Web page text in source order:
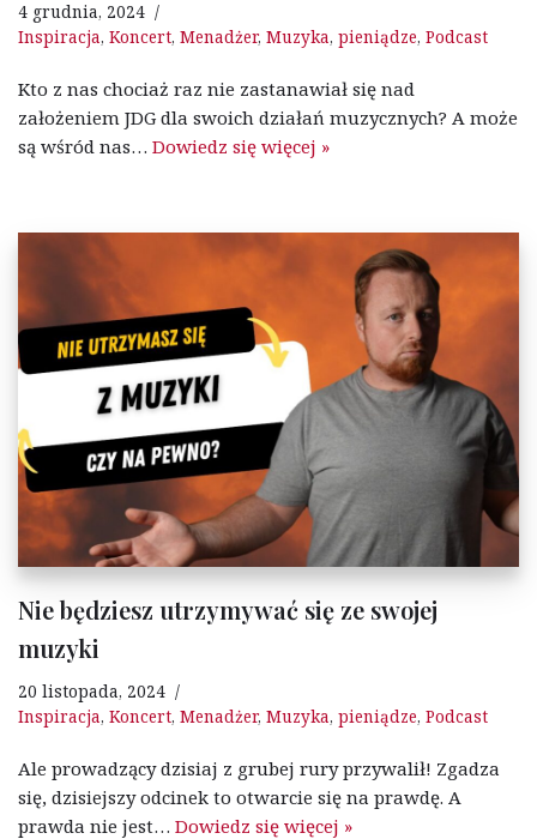
4 grudnia, 2024
Inspiracja, Koncert, Menadżer, Muzyka, pieniądze, Podcast
Kto z nas chociaż raz nie zastanawiał się nad
założeniem JDG dla swoich działań muzycznych? A może
są wśród nas… Dowiedz się więcej »
Nie będziesz utrzymywać się ze swojej
muzyki
20 listopada, 2024
Inspiracja, Koncert, Menadżer, Muzyka, pieniądze, Podcast
Ale prowadzący dzisiaj z grubej rury przywalił! Zgadza
się, dzisiejszy odcinek to otwarcie się na prawdę. A
prawda nie jest… Dowiedz się więcej »